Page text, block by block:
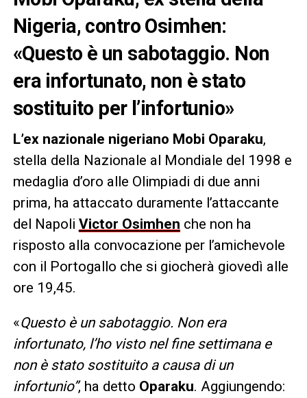
Nigeria, contro Osimhen:
«Questo è un sabotaggio. Non
era infortunato, non è stato
sostituito per l’infortunio»
L’ex nazionale nigeriano Mobi Oparaku,
stella della Nazionale al Mondiale del 1998 e
medaglia d’oro alle Olimpiadi di due anni
prima, ha attaccato duramente l’attaccante
del Napoli Victor Osimhen che non ha
risposto alla convocazione per l’amichevole
con il Portogallo che si giocherà giovedì alle
ore 19,45.
«Questo è un sabotaggio. Non era
infortunato, l’ho visto nel fine settimana e
non è stato sostituito a causa di un
infortunio”, ha detto Oparaku. Aggiungendo: